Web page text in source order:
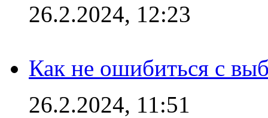
26.2.2024, 12:23
Как не ошибиться с
26.2.2024, 11:51